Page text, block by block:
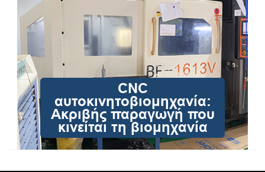
CNC
αυτοκινητοβιομηχανία:
Ακριβής παραγωγή που
κινείται τη βιομηχανία